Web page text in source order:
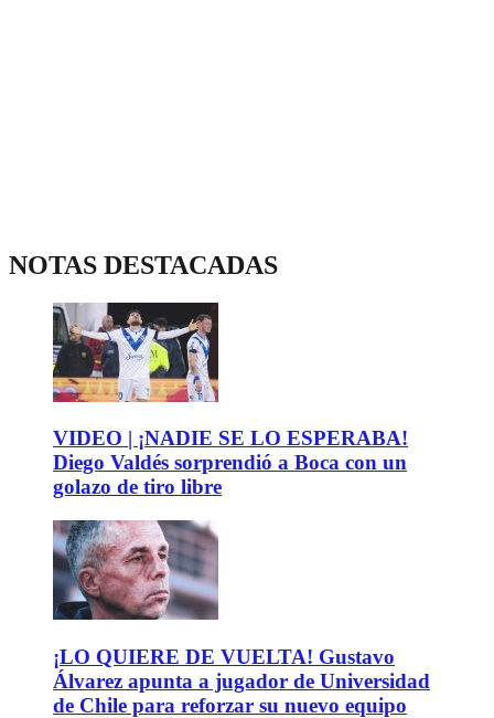
NOTAS DESTACADAS
VIDEO | ¡NADIE SE LO ESPERABA!
Diego Valdés sorprendió a Boca con un
golazo de tiro libre
¡LO QUIERE DE VUELTA! Gustavo
Álvarez apunta a jugador de Universidad
de Chile para reforzar su nuevo equipo